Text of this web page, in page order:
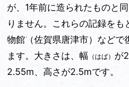
が、1年前に造られたものと
りません。これらの記録を
物館（佐賀県唐津市）などで
ます。大きさは、幅 （はば） が
2.55m、高さが2.5mです。